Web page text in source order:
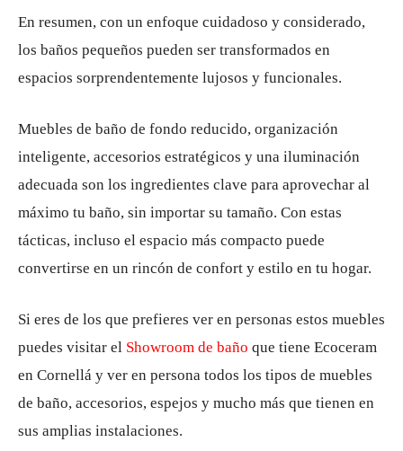
En resumen, con un enfoque cuidadoso y considerado,
los baños pequeños pueden ser transformados en
espacios sorprendentemente lujosos y funcionales.
Muebles de baño de fondo reducido, organización
inteligente, accesorios estratégicos y una iluminación
adecuada son los ingredientes clave para aprovechar al
máximo tu baño, sin importar su tamaño. Con estas
tácticas, incluso el espacio más compacto puede
convertirse en un rincón de confort y estilo en tu hogar.
Si eres de los que prefieres ver en personas estos muebles
puedes visitar el Showroom de baño que tiene Ecoceram
en Cornellá y ver en persona todos los tipos de muebles
de baño, accesorios, espejos y mucho más que tienen en
sus amplias instalaciones.